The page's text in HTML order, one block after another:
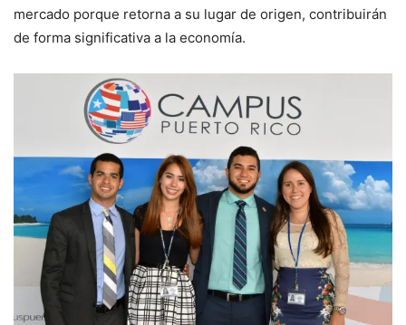
mercado porque retorna a su lugar de origen, contribuirán
de forma significativa a la economía.